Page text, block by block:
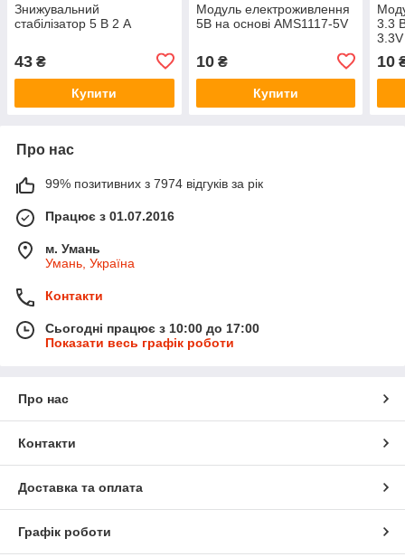
Знижувальний
стабілізатор 5 В 2 А
43 ₴
Купити
Модуль електроживлення
5В на основі AMS1117-5V
10₴
Купити
3.3
3.3V
10
Про нас
99% позитивних з 7974 відгуків за рік
Працює з 01.07.2016
м. Умань
Умань, Україна
Контакти
Сьогодні працює з 10:00 до 17:00
Показати весь графік роботи
Про нас
Контакти
Доставка та оплата
Графік роботи